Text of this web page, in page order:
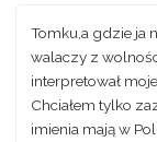
Tomku,a gdzie ja
walaczy z
interpretował
Chciałem tylko
imienia mają w